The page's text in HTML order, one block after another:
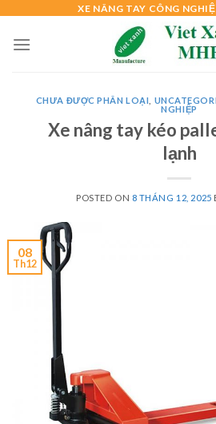
content
XE NÂNG TAY CÔNG
CHƯA ĐƯỢC PHÂN LOẠI
NGHIỆP
Xe nâng tay kéo
lạnh
POSTED ON 8 THÁNG 12, 2025
08
Th12